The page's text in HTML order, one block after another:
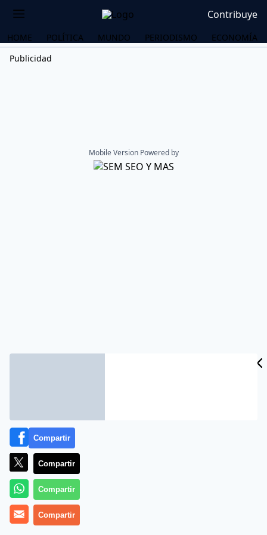
Contribuye
HOME POLÍTICA MUNDO PERIODISMO
ECONOMÍA
Publicidad
Mobile Version Powered by
Compartir
Compartir
Compartir
Compartir